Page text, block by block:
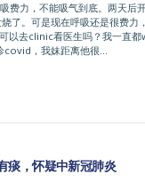
费力，不能吸气到底。两天后
了。可是现在呼吸还是很费力
以去clinic看医生吗？我一直
covid，我妹距离他很…
痰，怀疑中新冠肺炎